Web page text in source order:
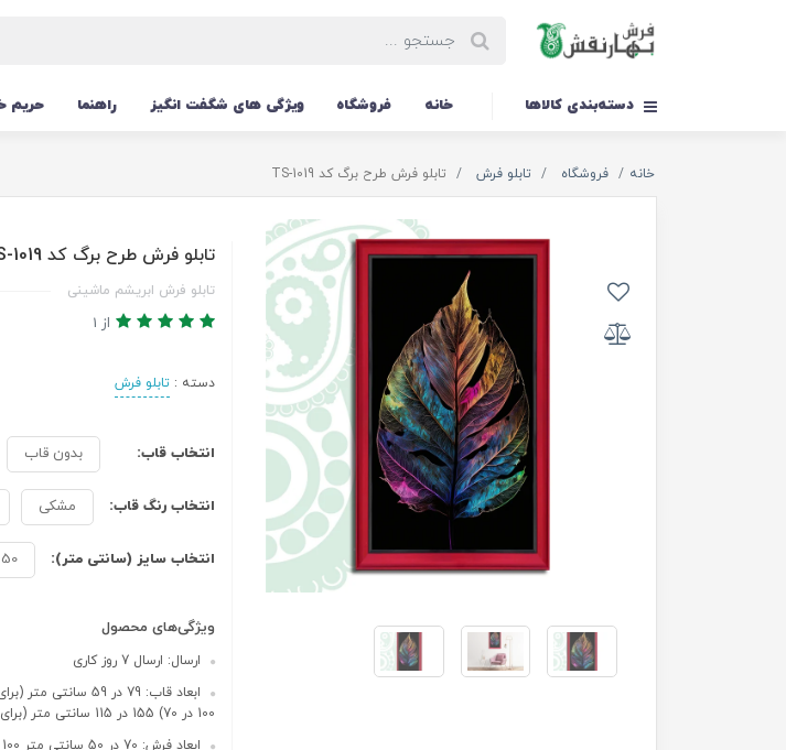
دسته‌بندی کالاها خانه فروشگاه ویژگی های شگفت انگیز راهنما حریم
خانه فروشگاه تابلو فرش تابلو فرش طرح برگ کد TS-1019
تابلو فرش طرح برگ کد TS-1019
تابلو فرش ابریشم ماشینی
از 1
دسته :تابلو فرش
انتخاب قاب: بدون قاب
انتخاب رنگ قاب: مشکی
انتخاب سایز (سانتی متر): 50 در 70
ویژگی‌های محصول
ارسال: ارسال 7 روز کاری
100 در 70) 155 در 115 سانتی متر (برای سایز 140 در 100)
ابعاد فرش: 70 در 50 سانتی متر 100 در 70 سانتی متر 140 در 100 سانتی متر